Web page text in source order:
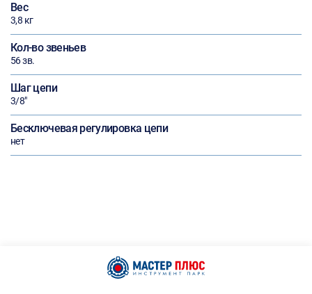
Вес
3,8 кг
Кол-во звеньев
56 зв.
Шаг цепи
3/8"
Бесключевая регулировка цепи
нет